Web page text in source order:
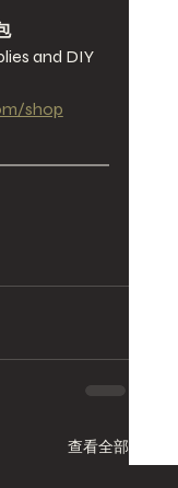
and DIY
shop
查看全部